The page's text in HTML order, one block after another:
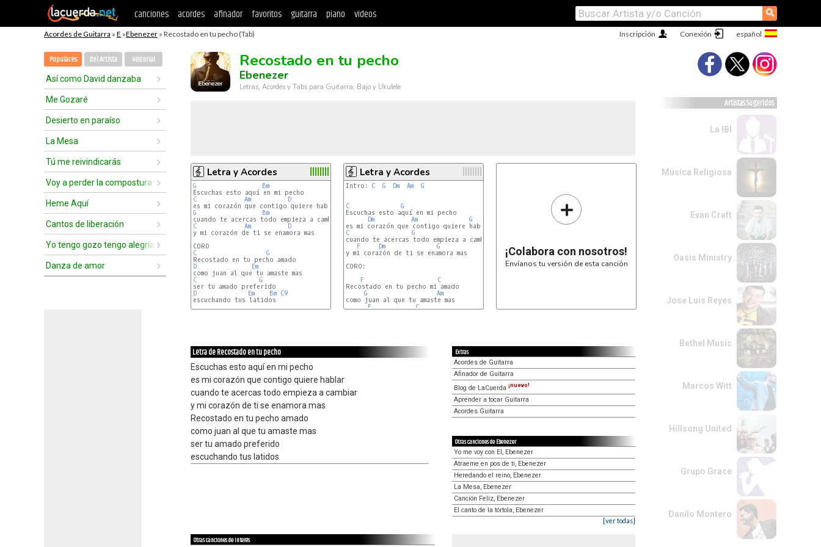
canciones acordes afinador favoritos guitarra piano videos ⚲
Acordes de Guitarra » E »Ebenezer » Recostado en tu pecho (Tab) Conexión
Inscripción
Populares del Artista Historial
Así como David danzaba
Me Gozaré
Desierto en paraíso
La Mesa
Tú me reivindicarás
Voy a perder la compostura delante de ti
Heme Aquí
Cantos de liberación
Yo tengo gozo tengo alegría
Danza de amor
Recostado en tu pecho
Ebenezer
Letras, Acordes y Tabs para Guitarra, Bajo y Ukulele
Letra y Acordes
G
Bm
C
Am
D
G
Bm
C
Am
D
y mi corazón de ti se enamora mas
C
G
D
Em
C
G
D
Em Bm C9
escuchando tus latidos
Letra y Acordes
Intro: C G Dm Am G
C
G
Escuchas esto aquí en mi pecho
Dm
Am
G
C
G
cuando te acercas todo empieza a cambiar
F
Dm
G
y mi corazón de ti se enamora mas
CORO:
F
C
Recostado en tu pecho mi amado
G
Am
como juan al que tu amaste mas
F
C
+
¡Colabora con nosotros!
Envíanos tu versión de esta canción
Letra de Recostado en tu pecho
Escuchas esto aquí en mi pecho
es mi corazón que contigo quiere hablar
cuando te acercas todo empieza a cambiar
y mi corazón de ti se enamora mas
Recostado en tu pecho amado
como juan al que tu amaste mas
ser tu amado preferido
escuchando tus latidos
Extras
Acordes de Guitarra
Afinador de Guitarra
Blog de LaCuerda ¡nuevo!
Aprender a tocar Guitarra
Acordes Guitarra
Otras canciones de Ebenezer
Yo me voy con El, Ebenezer
Atraeme en pos de ti, Ebenezer
Heredando el reino, Ebenezer
La Mesa, Ebenezer
Canción Feliz, Ebenezer
El canto de la tórtola, Ebenezer
[ver todas]
Otras canciones de interés
Artistas Sugeridos
La IBI
Música Religiosa
Evan Craft
Oasis Ministry
Jose Luis Reyes
Bethel Music
Marcos Witt
Hillsong United
Grupo Grace
Danilo Montero